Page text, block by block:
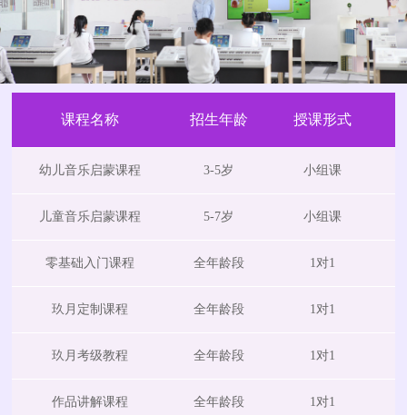
课程名称
幼儿音乐启蒙课程
儿童音乐启蒙课程
零基础入门课程
玖月定制课程
玖月考级教程
作品讲解课程
招生年龄
3-5岁
5-7岁
全年龄段
全年龄段
全年龄段
全年龄段
授课形式
小组课
小组课
1对1
1对1
1对1
1对1